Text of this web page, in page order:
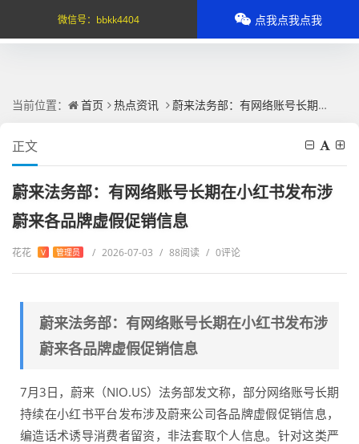
当前位置： 首页 热点资讯 蔚来法务部：有网络账号长期在小红书发布涉蔚来各品牌虚假促销信息
正文
蔚来法务部：有网络账号长期在小红书发布涉
蔚来各品牌虚假促销信息
花花 V 管理员 / 2026-07-03 / 88阅读 / 0评论
蔚来法务部：有网络账号长期在小红书发布涉
蔚来各品牌虚假促销信息
7月3日，蔚来（NIO.US）法务部发文称，部分网络账号长期
持续在小红书平台发布涉及蔚来公司各品牌虚假促销信息，
编造话术诱导消费者留资，非法套取个人信息。针对这类严
微信号： bbkk4404 点我点我点我